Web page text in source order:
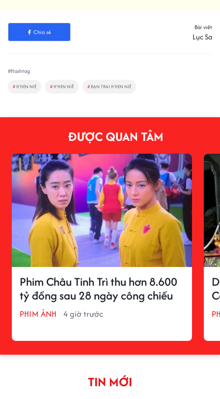
Chia sẻ
Bài viết
Lục Sa
#Hashtag
# H’HEN NIÊ # H’HEN NIÊ # BẠN TRAI H'HEN NIÊ
ĐƯỢC QUAN TÂM
Phim Châu Tinh Trì thu hơn 8.600
tỷ đồng sau 28 ngày công chiếu
PHIM ẢNH 4 giờ trước
TIN MỚI